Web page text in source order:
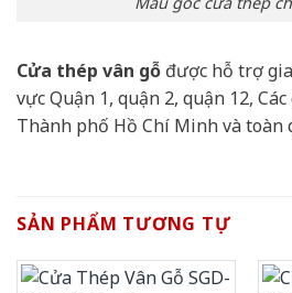
Cửa thép vân gỗ được hỗ trợ
vực Quận 1, quận 2, quận 12,
Thành phố Hồ Chí Minh và toàn
SẢN PHẨM TƯƠNG TỰ